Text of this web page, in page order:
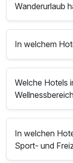
Wanderurlaub
In welchem
Welche Hotels
In welchen
Sport- und